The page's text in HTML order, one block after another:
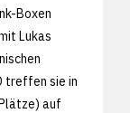
Boxen
Lukas
treffen sie in
auf